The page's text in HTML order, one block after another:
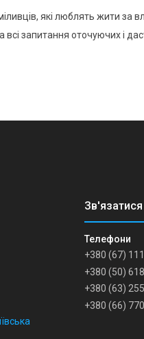
які люблять жити за
запитання оточуючих і
+380 (67)
+380 (50)
+380 (63)
+380 (66)